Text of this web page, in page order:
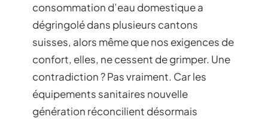
consommation d’eau domestique a
dégringolé dans plusieurs cantons
suisses, alors même que nos exigences de
confort, elles, ne cessent de grimper. Une
contradiction ? Pas vraiment. Car les
équipements sanitaires nouvelle
génération réconcilient désormais